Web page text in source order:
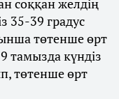
соққан желдің
35-39 градус
төтенше өрт
9 тамызда күндіз
төтенше өрт